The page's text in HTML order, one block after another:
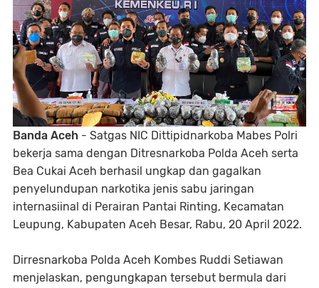
Banda Aceh - Satgas NIC Dittipidnarkoba Mabes Polri
bekerja sama dengan Ditresnarkoba Polda Aceh serta
Bea Cukai Aceh berhasil ungkap dan gagalkan
penyelundupan narkotika jenis sabu jaringan
internasiinal di Perairan Pantai Rinting, Kecamatan
Leupung, Kabupaten Aceh Besar, Rabu, 20 April 2022.
Dirresnarkoba Polda Aceh Kombes Ruddi Setiawan
menjelaskan, pengungkapan tersebut bermula dari